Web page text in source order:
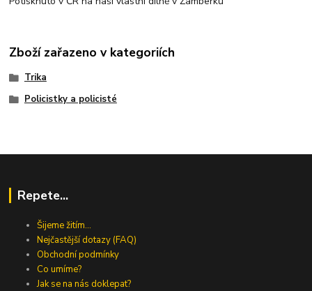
Zboží zařazeno v kategoriích
Trika
Policistky a policisté
Repete...
Šijeme žitím...
Nejčastější dotazy (FAQ)
Obchodní podmínky
Co umíme?
Jak se na nás doklepat?